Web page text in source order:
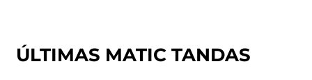
ÚLTIMAS MATIC TANDAS